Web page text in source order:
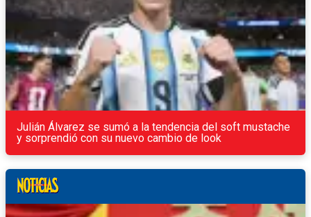
Julián Álvarez se sumó a la tendencia del soft mustache
y sorprendió con su nuevo cambio de look